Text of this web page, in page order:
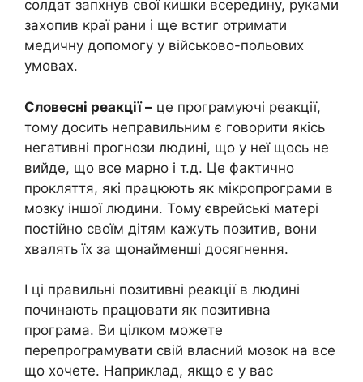
солдат запхнув свої кишки всередину, руками
захопив краї рани і ще встиг отримати
медичну допомогу у військово-польових
умовах.
Словесні реакції – це програмуючі реакції,
тому досить неправильним є говорити якісь
негативні прогнози людині, що у неї щось не
вийде, що все марно і т.д. Це фактично
прокляття, які працюють як мікропрограми в
мозку іншої людини. Тому єврейські матері
постійно своїм дітям кажуть позитив, вони
хвалять їх за щонайменші досягнення.
І ці правильні позитивні реакції в людині
починають працювати як позитивна
програма. Ви цілком можете
перепрограмувати свій власний мозок на все
що хочете. Наприклад, якщо є у вас